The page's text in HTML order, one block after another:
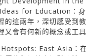
for Education：身
的這兩年，深切感受到
又會有何新的概念或工
East Asia：